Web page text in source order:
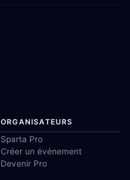
ORGANISATEURS
Sparta Pro
Créer un événement
Devenir Pro